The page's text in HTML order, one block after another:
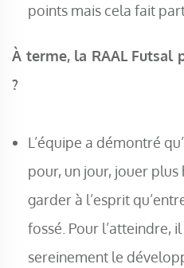
points mais cela fait
À terme, la RAAL Futsal
?
L’équipe a démontré
pour, un jour, jouer
garder à l’esprit
fossé. Pour l’atteindre,
sereinement le